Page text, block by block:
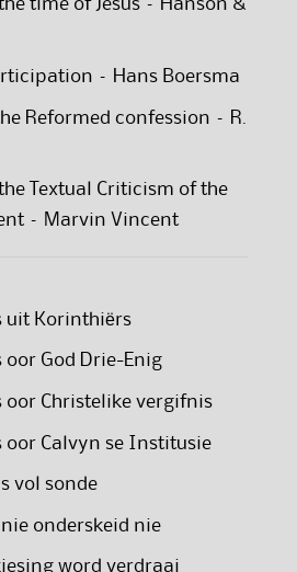
time of Jesus – Hanson &
– Hans Boersma
Reformed confession – R.
Textual Criticism of the
– Marvin Vincent
uit Korinthiërs
oor God Drie-Enig
oor Christelike vergifnis
oor Calvyn se Institusie
vol sonde
onderskeid nie
word verdraai